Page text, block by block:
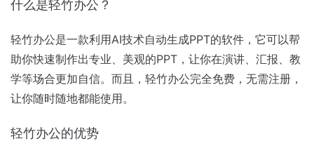
什么是轻竹办公？
轻竹办公是一款利用AI技术自动生成PPT的软件，它可以帮
助你快速制作出专业、美观的PPT，让你在演讲、汇报、教
学等场合更加自信。而且，轻竹办公完全免费，无需注册，
让你随时随地都能使用。
轻竹办公的优势